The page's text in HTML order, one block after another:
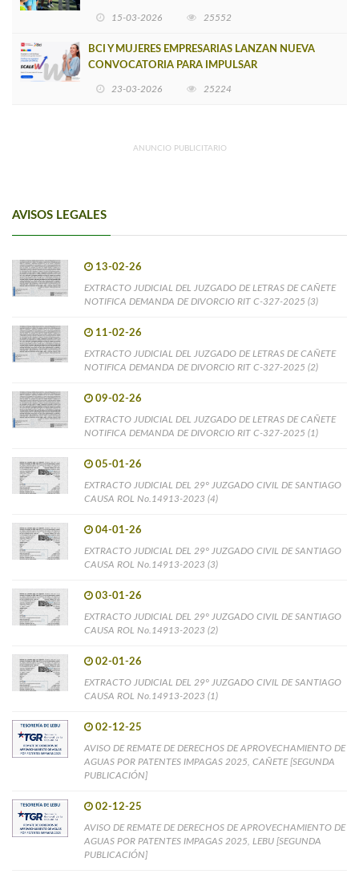
15-03-2026 25552
BCI Y MUJERES EMPRESARIAS LANZAN NUEVA
CONVOCATORIA PARA IMPULSAR
23-03-2026 25224
ANUNCIO PUBLICITARIO
AVISOS LEGALES
13-02-26
EXTRACTO JUDICIAL DEL JUZGADO DE LETRAS DE CAÑETE
NOTIFICA DEMANDA DE DIVORCIO RIT C-327-2025 (3)
11-02-26
EXTRACTO JUDICIAL DEL JUZGADO DE LETRAS DE CAÑETE
NOTIFICA DEMANDA DE DIVORCIO RIT C-327-2025 (2)
09-02-26
EXTRACTO JUDICIAL DEL JUZGADO DE LETRAS DE CAÑETE
NOTIFICA DEMANDA DE DIVORCIO RIT C-327-2025 (1)
05-01-26
EXTRACTO JUDICIAL DEL 29° JUZGADO CIVIL DE SANTIAGO
CAUSA ROL No.14913-2023 (4)
04-01-26
EXTRACTO JUDICIAL DEL 29° JUZGADO CIVIL DE SANTIAGO
CAUSA ROL No.14913-2023 (3)
03-01-26
EXTRACTO JUDICIAL DEL 29° JUZGADO CIVIL DE SANTIAGO
CAUSA ROL No.14913-2023 (2)
02-01-26
EXTRACTO JUDICIAL DEL 29° JUZGADO CIVIL DE SANTIAGO
CAUSA ROL No.14913-2023 (1)
02-12-25
AVISO DE REMATE DE DERECHOS DE APROVECHAMIENTO DE
AGUAS POR PATENTES IMPAGAS 2025, CAÑETE [SEGUNDA
PUBLICACIÓN]
02-12-25
AVISO DE REMATE DE DERECHOS DE APROVECHAMIENTO DE
AGUAS POR PATENTES IMPAGAS 2025, LEBU [SEGUNDA
PUBLICACIÓN]